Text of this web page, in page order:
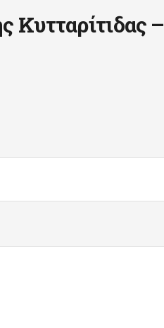
Κυτταρίτιδας –